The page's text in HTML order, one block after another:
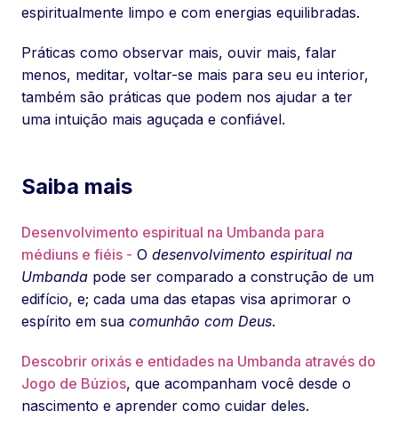
espiritualmente limpo e com energias equilibradas.
Práticas como observar mais, ouvir mais, falar
menos, meditar, voltar-se mais para seu eu interior,
também são práticas que podem nos ajudar a ter
uma intuição mais aguçada e confiável.
Saiba mais
Desenvolvimento espiritual na Umbanda para
médiuns e fiéis - O desenvolvimento espiritual na
Umbanda pode ser comparado a construção de um
edifício, e; cada uma das etapas visa aprimorar o
espírito em sua comunhão com Deus.
Descobrir orixás e entidades na Umbanda através do
Jogo de Búzios, que acompanham você desde o
nascimento e aprender como cuidar deles.